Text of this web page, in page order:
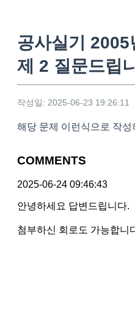
공사실기
제 2 질문드립
작성일: 2025-06-23 19:26:11
해당 문제 이런식으로 작
COMMENTS
2025-06-24 09:46:43
안녕하세요 답변드립니다.
첨부하신 회로도 가능합니